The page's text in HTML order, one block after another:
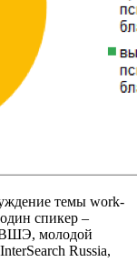
темы work-
спикер –
ВШЭ, молодой
Russia,